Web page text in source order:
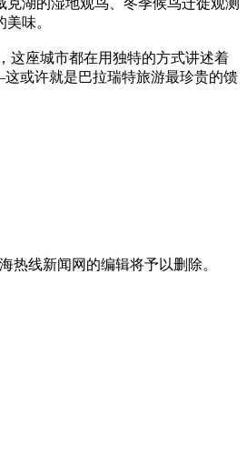
味。
这座城市都在用独特的方式讲述着
或许就是巴拉瑞特旅游最珍贵的馈
热线新闻网的编辑将予以删除。